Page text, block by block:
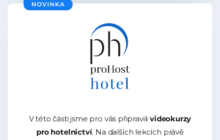
NOVINKA
V této části jsme pro vás připravilivideokurzy
pro hotelnictví. Na dalších lekcích právě